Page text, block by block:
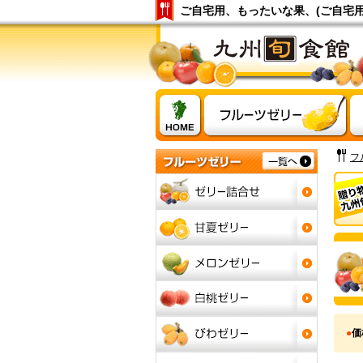
ご自宅用、もったいな果、(ご自宅
フ
●